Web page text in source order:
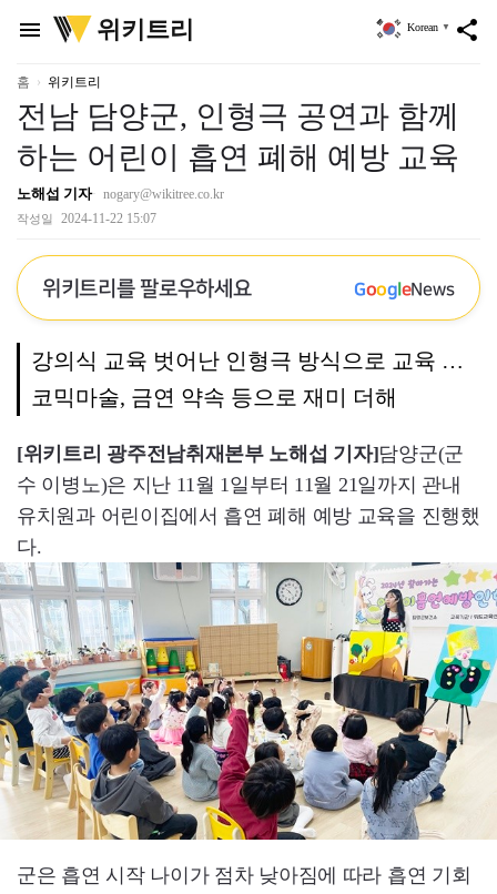
menu
위
키
리
위키트리 share
Korean ▼
홈 위키트리
전남 담양군, 인형극 공연과 함께
하는 어린이 흡연 폐해 예방 교육
노해섭 기자 nogary@wikitree.co.kr
작성일 2024-11-22 15:07
위키트리를 팔로우하세요 GoogleNews
강의식 교육 벗어난 인형극 방식으로 교육 …
코믹마술, 금연 약속 등으로 재미 더해
[위키트리 광주전남취재본부 노해섭 기자]담양군(군
수 이병노)은 지난 11월 1일부터 11월 21일까지 관내
유치원과 어린이집에서 흡연 폐해 예방 교육을 진행했
다.
군은 흡연 시작 나이가 점차 낮아짐에 따라 흡연 기회